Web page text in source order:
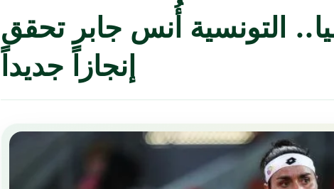
التونسية أُنس جابر تحقق
إنجازاً جديداً